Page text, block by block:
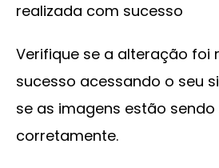
realizada com sucesso
Verifique se a alteração foi
sucesso acessando o seu
se as imagens estão sendo
corretamente.